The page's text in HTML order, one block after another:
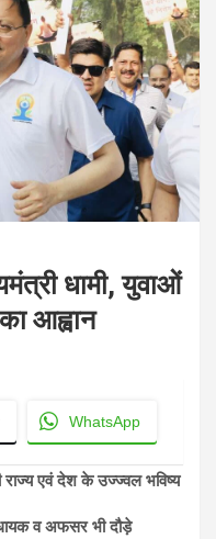
धामी, युवाओं
आह्वान
WhatsApp
राज्य एवं देश के उज्ज्वल भविष्य
व अफसर भी दौड़े